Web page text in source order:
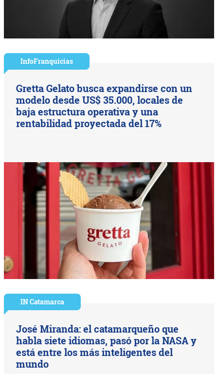
InfoFranquicias
Gretta Gelato busca expandirse con un
modelo desde US$ 35.000, locales de
baja estructura operativa y una
rentabilidad proyectada del 17%
IN Catamarca
José Miranda: el catamarqueño que
habla siete idiomas, pasó por la NASA y
está entre los más inteligentes del
mundo